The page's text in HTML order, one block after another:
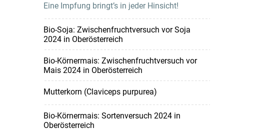
Eine Impfung bringt’s in jeder Hinsicht!
Bio-Soja: Zwischenfruchtversuch vor Soja
2024 in Oberösterreich
Bio-Körnermais: Zwischenfruchtversuch vor
Mais 2024 in Oberösterreich
Mutterkorn (Claviceps purpurea)
Bio-Körnermais: Sortenversuch 2024 in
Oberösterreich